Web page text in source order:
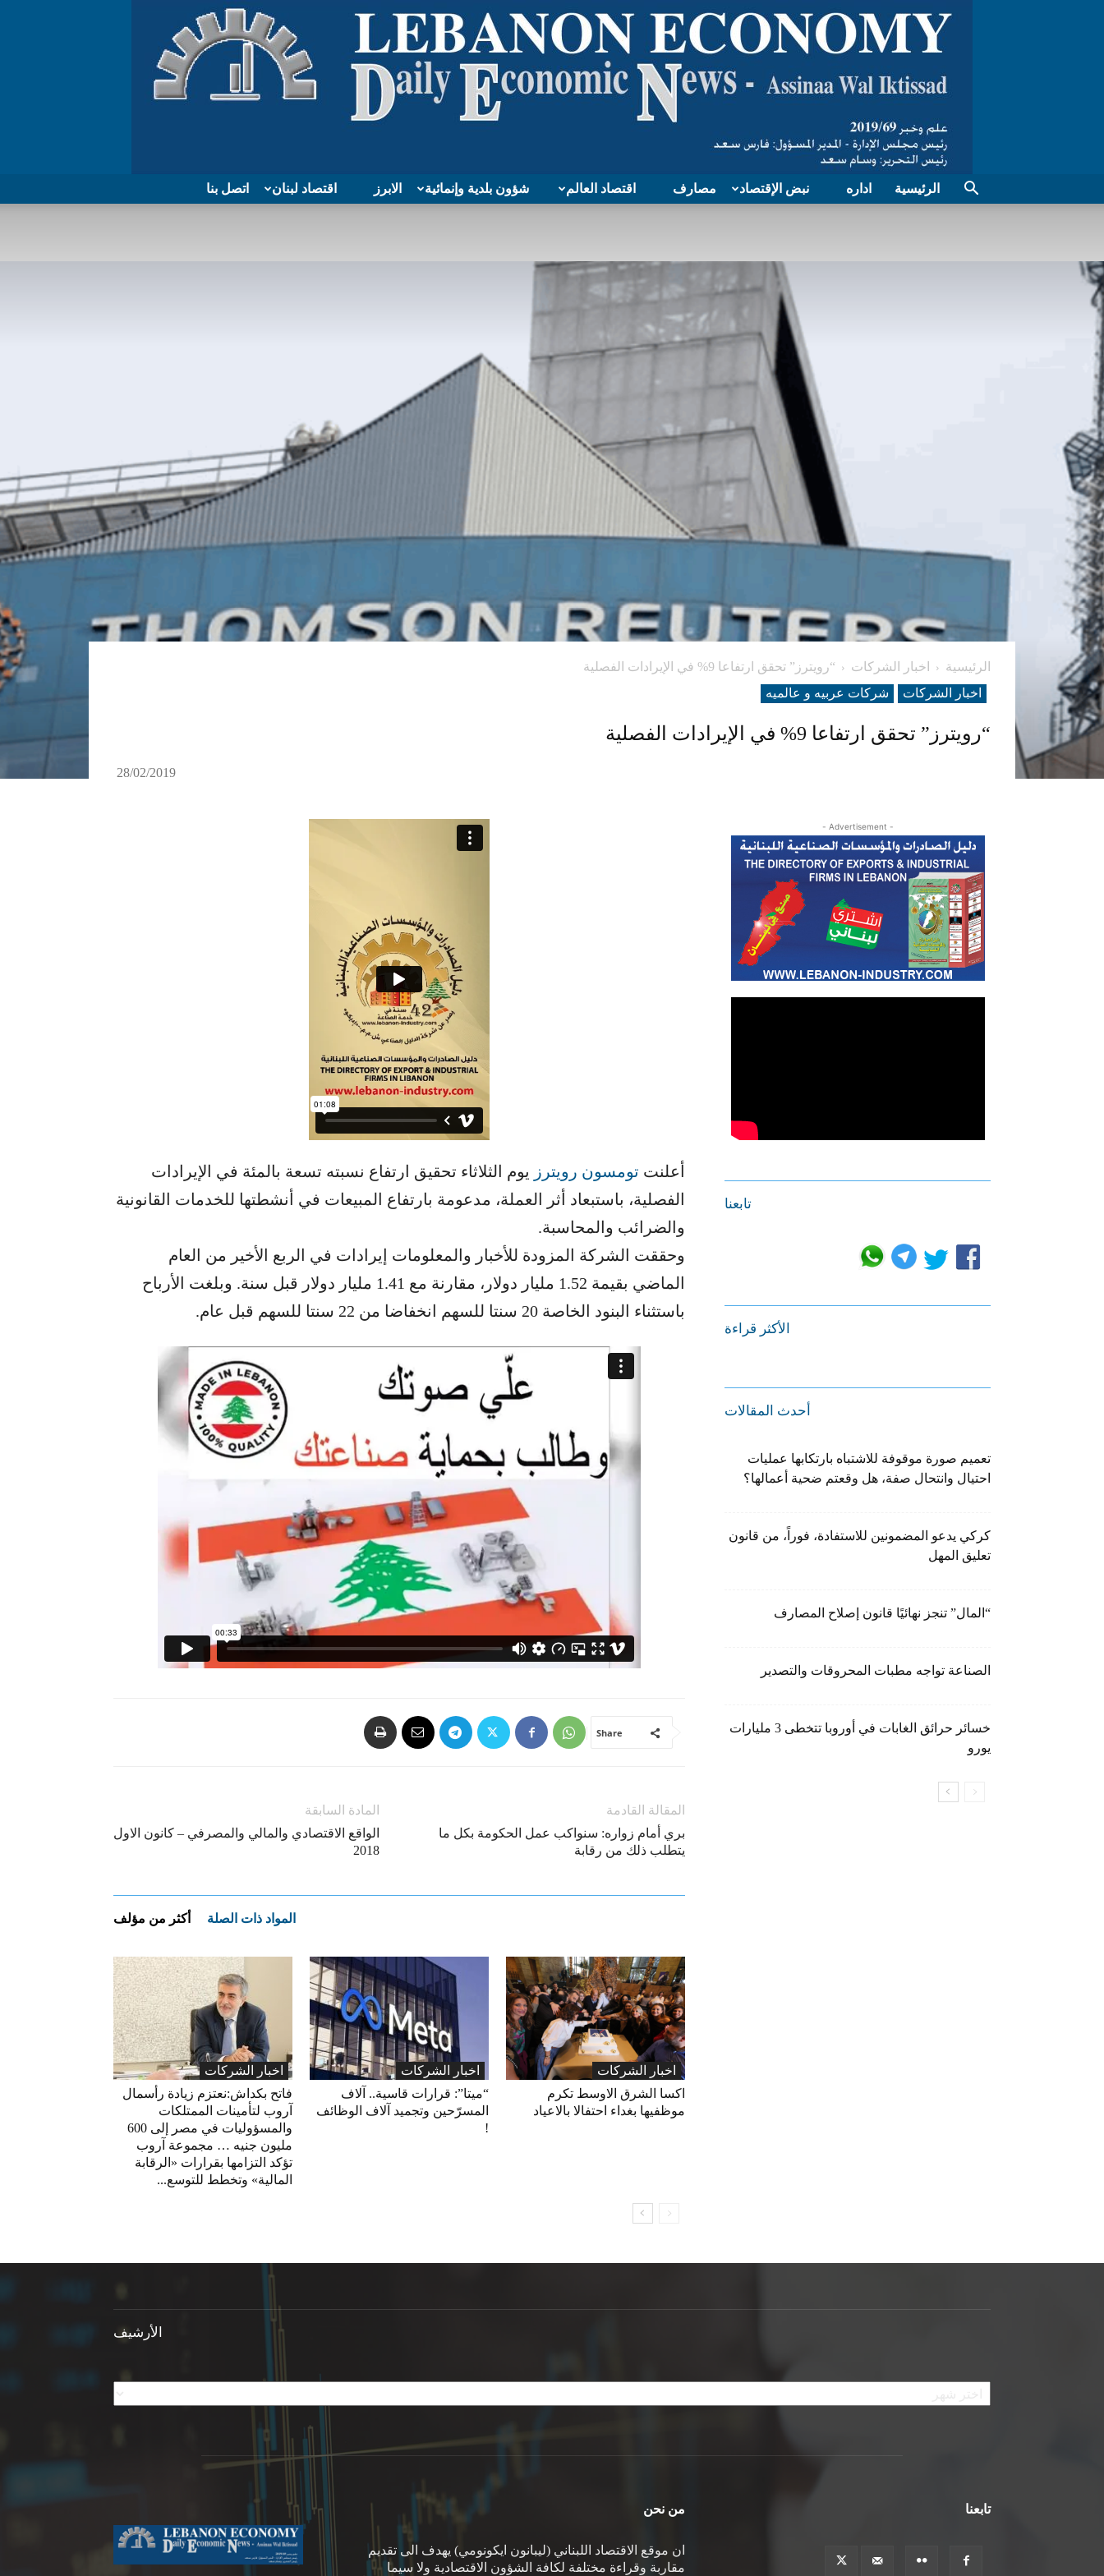
اتصل بنا اقتصاد لبنان الابرز شؤون بلدية وإنمائية اقتصاد العالم مصارف نبض الإقتصاد اداره الرئيسية
الرئيسية اخبار الشركات
“رويترز” تحقق ارتفاعا 9% في الإيرادات الفصلية
اخبار الشركات
شرکات عربیه و عالمیه
“رويترز” تحقق ارتفاعا 9% في الإيرادات الفصلية
28/02/2019
أعلنت تومسون رويترز يوم الثلاثاء تحقيق ارتفاع نسبته تسعة بالمئة في الإيرادات
الفصلية، باستبعاد أثر العملة، مدعومة بارتفاع المبيعات في أنشطتها للخدمات القانونية
والضرائب والمحاسبة.
وحققت الشركة المزودة للأخبار والمعلومات إيرادات في الربع الأخير من العام
الماضي بقيمة 1.52 مليار دولار، مقارنة مع 1.41 مليار دولار قبل سنة. وبلغت الأرباح
باستثناء البنود الخاصة 20 سنتا للسهم انخفاضا من 22 سنتا للسهم قبل عام.
Share
المادة السابقة
الواقع الاقتصادي والمالي والمصرفي – كانون الاول
2018
المقالة القادمة
بري أمام زواره: سنواكب عمل الحكومة بكل ما
يتطلب ذلك من رقابة
المواد ذات الصلة أكثر من مؤلف
اخبار الشركات
فاتح بكداش:نعتزم زيادة رأسمال
آروب لتأمينات الممتلكات
والمسؤوليات في مصر إلى 600
مليون جنيه … مجموعة آروب
تؤكد التزامها بقرارات «الرقابة
المالية» وتخطط للتوسع...
اخبار الشركات
“ميتا”: قرارات قاسية.. آلاف
المسرّحين وتجميد آلاف الوظائف
!
اخبار الشركات
اكسا الشرق الاوسط تكرم
موظفيها بغداء احتفالا بالاعياد
- Advertisement -
تابعنا
الأكثر قراءة
أحدث المقالات
تعميم صورة موقوفة للاشتباه بارتكابها عمليات
احتيال وانتحال صفة، هل وقعتم ضحية أعمالها؟
كركي يدعو المضمونين للاستفادة، فوراً، من قانون
تعليق المهل
“المال” تنجز نهائيًا قانون إصلاح المصارف
الصناعة تواجه مطبات المحروقات والتصدير
خسائر حرائق الغابات في أوروبا تتخطى 3 مليارات
يورو
الأرشيف
الأرشيف
من نحن
ان موقع الاقتصاد اللبناني (ليبانون ايكونومي) يهدف الى تقديم
مقاربة وقراءة مختلفة لكافة الشؤون الاقتصادية ولا سيما
تابعنا